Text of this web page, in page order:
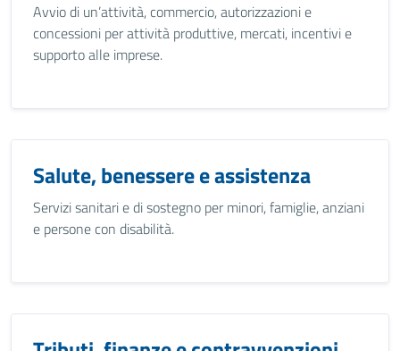
Avvio di un’attività, commercio, autorizzazioni e
concessioni per attività produttive, mercati, incentivi e
supporto alle imprese.
Salute, benessere e assistenza
Servizi sanitari e di sostegno per minori, famiglie, anziani
e persone con disabilità.